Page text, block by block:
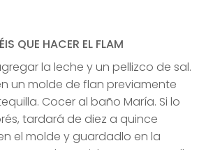
QUE HACER EL FLAM
la leche y un pellizco de sal.
un molde de flan previamente
Cocer al baño María. Si lo
tardará de diez a quince
el molde y guardadlo en la